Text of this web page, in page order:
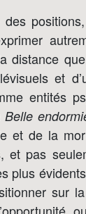
des
distance
et
entités
Belle
et de la
et pas
plus
sur